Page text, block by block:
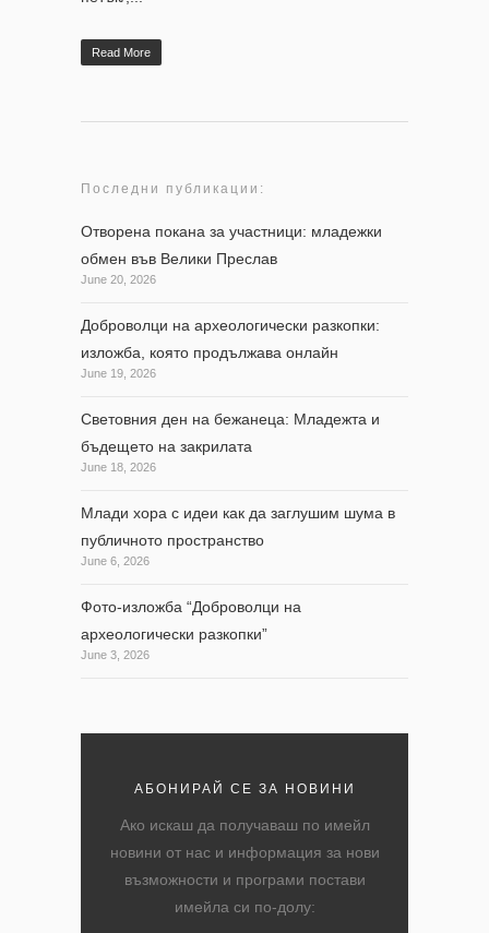
Read More
Последни публикации:
Отворена покана за участници: младежки
обмен във Велики Преслав
June 20, 2026
Доброволци на археологически разкопки:
изложба, която продължава онлайн
June 19, 2026
Световния ден на бежанеца: Младежта и
бъдещето на закрилата
June 18, 2026
Млади хора с идеи как да заглушим шума в
публичното пространство
June 6, 2026
Фото-изложба “Доброволци на
археологически разкопки”
June 3, 2026
АБОНИРАЙ СЕ ЗА НОВИНИ
Ако искаш да получаваш по имейл
новини от нас и информация за нови
възможности и програми постави
имейла си по-долу: